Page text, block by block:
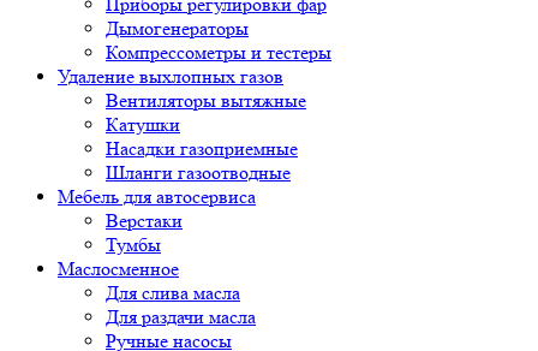
Дымогенераторы
Компрессометры и тестеры
Удаление выхлопных газов
Вентиляторы вытяжные
Катушки
Насадки газоприемные
Шланги газоотводные
Мебель для автосервиса
Верстаки
Тумбы
Маслосменное
Для слива масла
Для раздачи масла
Ручные насосы